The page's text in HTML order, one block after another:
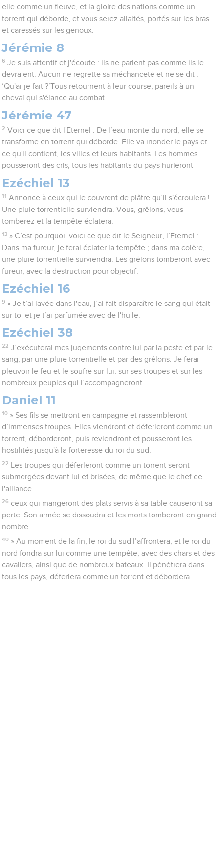
elle comme un fleuve, et la gloire des nations comme un
torrent qui déborde, et vous serez allaités, portés sur les bras
et caressés sur les genoux.
Jérémie 8
6 Je suis attentif et j'écoute : ils ne parlent pas comme ils le
devraient. Aucun ne regrette sa méchanceté et ne se dit :
‘Qu'ai-je fait ?’Tous retournent à leur course, pareils à un
cheval qui s'élance au combat.
Jérémie 47
2 Voici ce que dit l'Eternel : De l’eau monte du nord, elle se
transforme en torrent qui déborde. Elle va inonder le pays et
ce qu'il contient, les villes et leurs habitants. Les hommes
pousseront des cris, tous les habitants du pays hurleront
Ezéchiel 13
11 Annonce à ceux qui le couvrent de plâtre qu’il s'écroulera !
Une pluie torrentielle surviendra. Vous, grêlons, vous
tomberez et la tempête éclatera.
13 » C’est pourquoi, voici ce que dit le Seigneur, l’Eternel :
Dans ma fureur, je ferai éclater la tempête ; dans ma colère,
une pluie torrentielle surviendra. Les grêlons tomberont avec
fureur, avec la destruction pour objectif.
Ezéchiel 16
9 » Je t’ai lavée dans l'eau, j’ai fait disparaître le sang qui était
sur toi et je t’ai parfumée avec de l'huile.
Ezéchiel 38
22 J’exécuterai mes jugements contre lui par la peste et par le
sang, par une pluie torrentielle et par des grêlons. Je ferai
pleuvoir le feu et le soufre sur lui, sur ses troupes et sur les
nombreux peuples qui l’accompagneront.
Daniel 11
10 » Ses fils se mettront en campagne et rassembleront
d’immenses troupes. Elles viendront et déferleront comme un
torrent, déborderont, puis reviendront et pousseront les
hostilités jusqu'à la forteresse du roi du sud.
22
Les troupes qui déferleront comme un torrent seront
submergées devant lui et brisées, de même que le chef de
l'alliance.
26 ceux qui mangeront des plats servis à sa table causeront sa
perte. Son armée se dissoudra et les morts tomberont en grand
nombre.
40 » Au moment de la fin, le roi du sud l’affrontera, et le roi du
nord fondra sur lui comme une tempête, avec des chars et des
cavaliers, ainsi que de nombreux bateaux. Il pénétrera dans
tous les pays, déferlera comme un torrent et débordera.